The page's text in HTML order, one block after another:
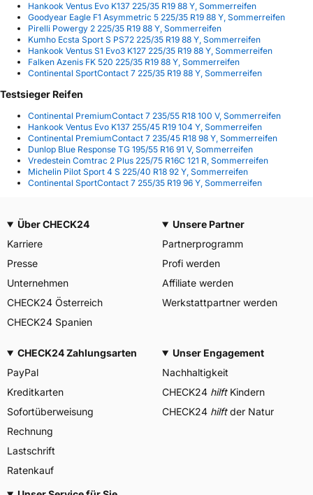
Hankook Ventus Evo K137 225/35 R19 88 Y, Sommerreifen
Goodyear Eagle F1 Asymmetric 5 225/35 R19 88 Y, Sommerreifen
Pirelli Powergy 2 225/35 R19 88 Y, Sommerreifen
Kumho Ecsta Sport S PS72 225/35 R19 88 Y, Sommerreifen
Hankook Ventus S1 Evo3 K127 225/35 R19 88 Y, Sommerreifen
Falken Azenis FK 520 225/35 R19 88 Y, Sommerreifen
Continental SportContact 7 225/35 R19 88 Y, Sommerreifen
Testsieger Reifen
Continental PremiumContact 7 235/55 R18 100 V, Sommerreifen
Hankook Ventus Evo K137 255/45 R19 104 Y, Sommerreifen
Continental PremiumContact 7 235/45 R18 98 Y, Sommerreifen
Dunlop Blue Response TG 195/55 R16 91 V, Sommerreifen
Vredestein Comtrac 2 Plus 225/75 R16C 121 R, Sommerreifen
Michelin Pilot Sport 4 S 225/40 R18 92 Y, Sommerreifen
Continental SportContact 7 255/35 R19 96 Y, Sommerreifen
Über CHECK24
Karriere
Presse
Unternehmen
CHECK24 Österreich
CHECK24 Spanien
Unsere Partner
Partnerprogramm
Profi werden
Affiliate werden
Werkstattpartner werden
CHECK24 Zahlungsarten
PayPal
Kreditkarten
Sofortüberweisung
Rechnung
Lastschrift
Ratenkauf
Unser Engagement
Nachhaltigkeit
CHECK24 hilftKindern
CHECK24 hilftder Natur